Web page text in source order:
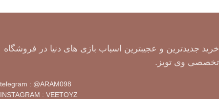
خرید جدیدترین و عجیبترین اسباب بازی های دنیا در فروشگاه
تخصصی وی تویز.
telegram : @ARAM098
INSTAGRAM : VEETOYZ